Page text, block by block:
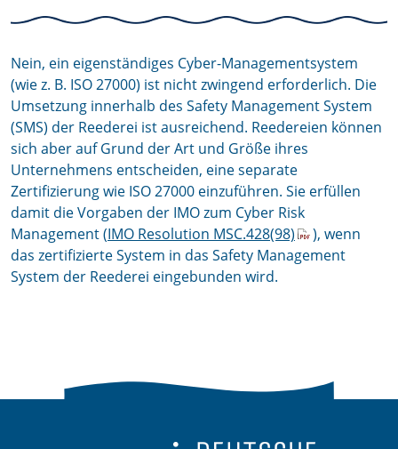
Nein, ein eigenständiges Cyber-Managementsystem
(wie z. B. ISO 27000) ist nicht zwingend erforderlich. Die
Umsetzung innerhalb des Safety Management System
(SMS) der Reederei ist ausreichend. Reedereien können
sich aber auf Grund der Art und Größe ihres
Unternehmens entscheiden, eine separate
Zertifizierung wie ISO 27000 einzuführen. Sie erfüllen
damit die Vorgaben der IMO zum Cyber Risk
Management (IMO Resolution MSC.428(98)
), wenn
das zertifizierte System in das Safety Management
System der Reederei eingebunden wird.